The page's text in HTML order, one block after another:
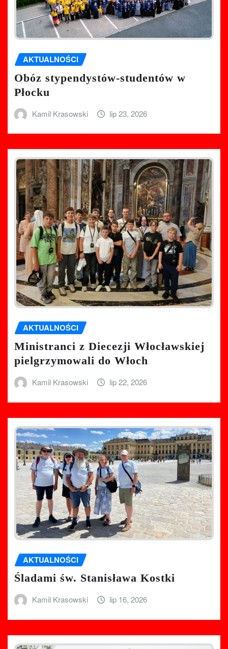
AKTUALNOŚCI
Obóz stypendystów-studentów w
Płocku
Kamil Krasowski lip 23, 2026
AKTUALNOŚCI
Ministranci z Diecezji Włocławskiej
pielgrzymowali do Włoch
Kamil Krasowski lip 22, 2026
AKTUALNOŚCI
Śladami św. Stanisława Kostki
Kamil Krasowski lip 16, 2026